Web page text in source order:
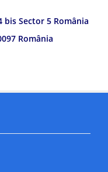
Sector 5 România
România